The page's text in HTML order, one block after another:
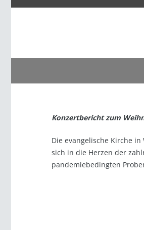
Konzertbericht zum
Die evangelische Kirche
sich in die Herzen der
pandemiebedingten